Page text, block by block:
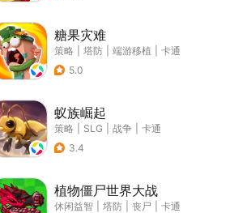
糖果灾难
策略 塔防 端游移植
卡通
5.0
蚁族崛起
策略 SLG 战争
卡通
3.4
植物僵尸世界大战
休闲益智 塔防 丧尸
卡通